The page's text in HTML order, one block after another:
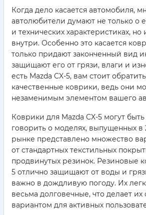
Когда дело касается автомобиля,
автолюбители думают не только о
и технических характеристиках,
внутри. Особенно это касается
только придают законченный вид
защищают его от грязи, влаги и
есть Mazda CX-5, вам стоит
качественные коврики, ведь они
незаменимым элементом вашего
Коврики для Mazda CX-5 могут
говорить о моделях, выпущенных в
рынке представлено множество
от стандартных текстильных
продвинутых резинок. Резиновые
5 отлично защищают от воды и
важно в дождливую погоду. Их
весьма долговечные, что делает
вариантом для активных